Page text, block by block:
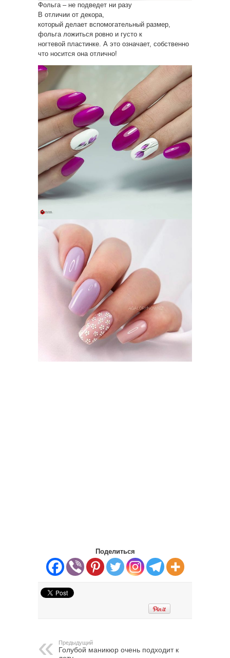
Фольга – не подведет ни разу
В отличии от декора,
который делает вспомогательный размер,
фольга ложиться ровно и густо к
ногтевой пластинке. А это означает, собственно
что носится она отлично!
Поделиться
Предыдущий
Голубой маникюр очень подходит к